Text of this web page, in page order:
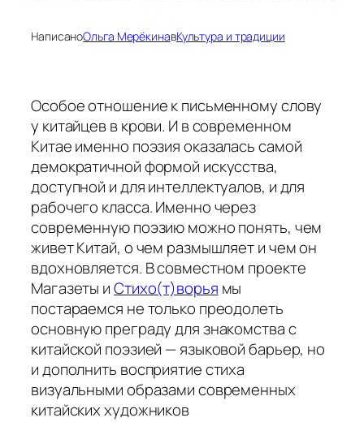
НаписаноОльга МерёкинавКультура и традиции
Особое отношение к письменному слову
у китайцев в крови. И в современном
Китае именно поэзия оказалась самой
демократичной формой искусства,
доступной и для интеллектуалов, и для
рабочего класса. Именно через
современную поэзию можно понять, чем
живет Китай, о чем размышляет и чем он
вдохновляется. В совместном проекте
Магазеты иСтихо(т)ворья мы
постараемся не только преодолеть
основную преграду для знакомства с
китайской поэзией — языковой барьер, но
и дополнить восприятие стиха
визуальными образами современных
китайских художников